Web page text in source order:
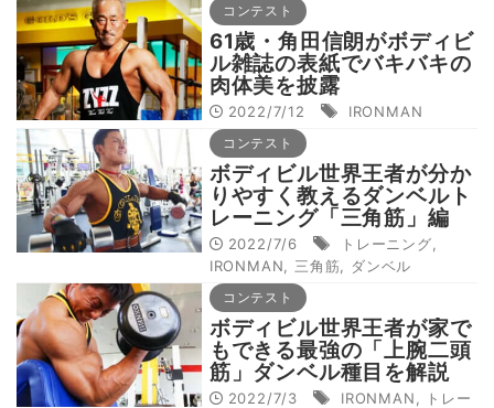
コンテスト
61歳・角田信朗がボディビ
ル雑誌の表紙でバキバキの
肉体美を披露
2022/7/12 IRONMAN
コンテスト
ボディビル世界王者が分か
りやすく教えるダンベルト
レーニング「三角筋」編
2022/7/6 トレーニング
IRONMAN
三角筋 ダンベル
コンテスト
ボディビル世界王者が家で
もできる最強の「上腕二頭
筋」ダンベル種目を解説
2022/7/3 IRONMAN
トレー